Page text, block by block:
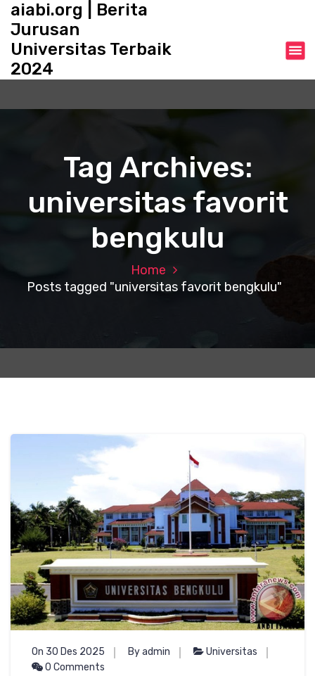
aiabi.org | Berita
Jurusan
Universitas Terbaik
2024
Tag Archives:
universitas favorit
bengkulu
Home
Posts tagged "universitas favorit bengkulu"
On 30 Des 2025 By admin
Universitas
0 Comments